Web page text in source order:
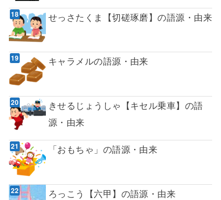
せっさたくま【切磋琢磨】の語源・由来
キャラメルの語源・由来
きせるじょうしゃ【キセル乗車】の語
源・由来
「おもちゃ」の語源・由来
ろっこう【六甲】の語源・由来